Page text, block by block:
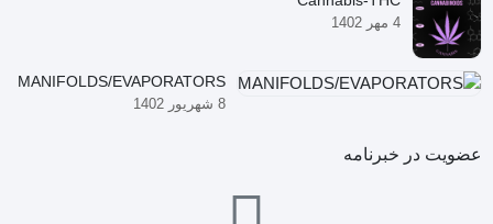
4 مهر 1402
MANIFOLDS/EVAPORATORS
8 شهریور 1402
عضویت در خبرنامه